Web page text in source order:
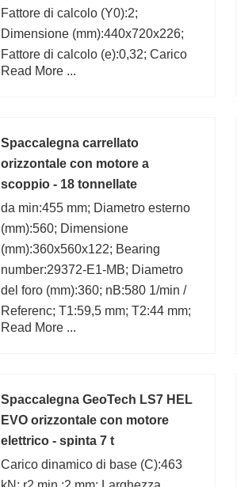
Fattore di calcolo (Y0):2;
Dimensione (mm):440x720x226;
Fattore di calcolo (e):0,32; Carico
dinamico di base (C):4480 kN; r1
Read More ...
Spaccalegna carrellato
orizzontale con motore a
scoppio - 18 tonnellate
da min:455 mm; Diametro esterno
(mm):560; Dimensione
(mm):360x560x122; Bearing
number:29372-E1-MB; Diametro
del foro (mm):360; nB:580 1/min /
Referenc; T1:59,5 mm; T2:44 mm;
db max:385 mm; rmin:5 mm;
Read More ...
Spaccalegna GeoTech LS7 HEL
EVO orizzontale con motore
elettrico - spinta 7 t
Carico dinamico di base (C):463